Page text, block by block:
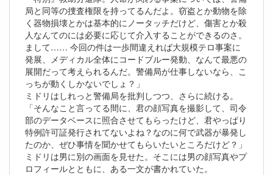
局と同等の捜査権限を持ってるんだよ。窃盗とか動物を除
く器物損壊とかは基本的にノータッチだけど、傷害とか殺
人なんてのには必要に応じて介入することができるのさ。
まして…… 今回の件は一歩間違えれば大規模テロ事案に
発展、メディカル全体にコードブルー発動、なんて最悪の
展開だって考えられるんだ。警備局が仕事しないなら、こ
っちが動くしかないでしょ？」
ミドリはしれっと警備局を批判しつつ、さらに続ける。
「そんなこと言ってる間に、君の顔写真を撮影して、司令
部のデータベースに照合させてもらったけど、君やっぱり
特例許可証発行されてないよね？なのに何で武器が暴発し
たのか、ぜひ事情を聞かせてもらいたいところだけど？」
ミドリは男に別の画面を見せた。そこには男の顔写真やプ
ロフィールとともに、ある一文が書かれていた。